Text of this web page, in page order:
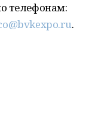
телефонам:
.